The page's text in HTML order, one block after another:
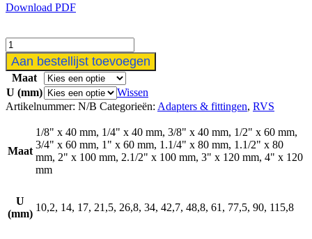
Download PDF
Pijpnippel
aantal
Aan bestellijst toevoegen
Maat
U (mm)
Wissen
Artikelnummer: N/B Categorieën: Adapters & fittingen, RVS
Maat
1/8" x 40 mm, 1/4" x 40 mm, 3/8" x 40 mm, 1/2" x 60 mm,
3/4" x 60 mm, 1" x 60 mm, 1.1/4" x 80 mm, 1.1/2" x 80
mm, 2" x 100 mm, 2.1/2" x 100 mm, 3" x 120 mm, 4" x 120
mm
U
(mm)
10,2, 14, 17, 21,5, 26,8, 34, 42,7, 48,8, 61, 77,5, 90, 115,8